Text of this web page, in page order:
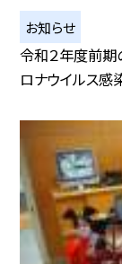
お知らせ
令和２年度前期
ロナウイルス感